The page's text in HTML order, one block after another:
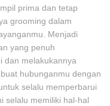
prima dan tetap
grooming dalam
Menjadi
yang penuh
dan melakukannya
hubunganmu dengan
selalu memperbarui
selalu memiliki hal-hal